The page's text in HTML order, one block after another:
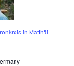
in Matthäi